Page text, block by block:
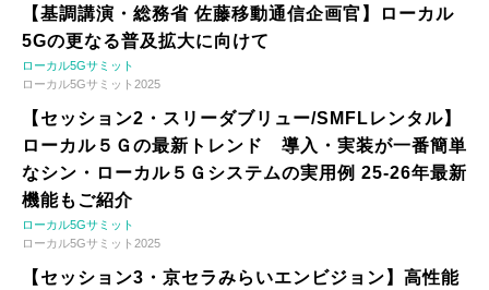
【基調講演・総務省 佐藤移動通信企画官】ローカル
5Gの更なる普及拡大に向けて
ローカル5Gサミット
ローカル5Gサミット2025
【セッション2・スリーダブリュー/SMFLレンタル】
ローカル５Ｇの最新トレンド 導入・実装が一番簡単
なシン・ローカル５Ｇシステムの実用例 25-26年最新
機能もご紹介
ローカル5Gサミット
ローカル5Gサミット2025
【セッション3・京セラみらいエンビジョン】高性能